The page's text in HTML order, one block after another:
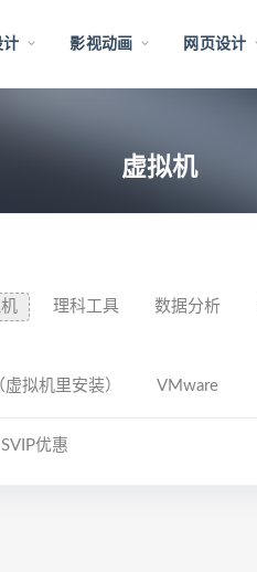
计 影视动画 网页设计
虚拟机
理科工具 数据分析
虚拟机里安装） VMware
SVIP优惠